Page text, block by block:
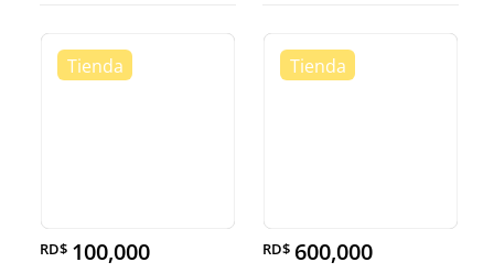
RD$ 100,000 RD$ 600,000